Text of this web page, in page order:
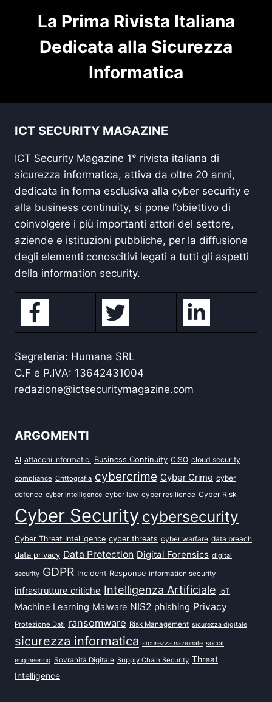
La Prima Rivista Italiana
Dedicata alla Sicurezza
Informatica
ICT SECURITY MAGAZINE
ICT Security Magazine 1° rivista italiana di
sicurezza informatica, attiva da oltre 20 anni,
dedicata in forma esclusiva alla cyber security e
alla business continuity, si pone l’obiettivo di
coinvolgere i più importanti attori del settore,
aziende e istituzioni pubbliche, per la diffusione
degli elementi conoscitivi legati a tutti gli aspetti
della information security.
Segreteria: Humana SRL
C.F e P.IVA: 13642431004
redazione@ictsecuritymagazine.com
ARGOMENTI
AI attacchi informatici Business Continuity CISO cloud security
compliance Crittografia cybercrime Cyber Crime cyber
defence cyber intelligence cyber law cyber resilience Cyber Risk
Cyber Security cybersecurity
Cyber Threat Intelligence cyber threats cyber warfare data breach
data privacy Data Protection Digital Forensics digital
security GDPR Incident Response information security
infrastrutture critiche Intelligenza Artificiale IoT
Machine Learning Malware NIS2 phishing Privacy
Protezione Dati ransomware Risk Management sicurezza digitale
sicurezza informatica sicurezza nazionale social
engineering Sovranità Digitale Supply Chain Security Threat
Intelligence